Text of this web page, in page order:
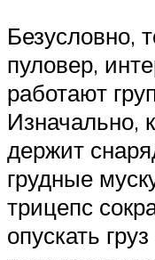
Безусловно,
пуловер,
работают
Изначально,
держит
грудные
трицепс
опускать